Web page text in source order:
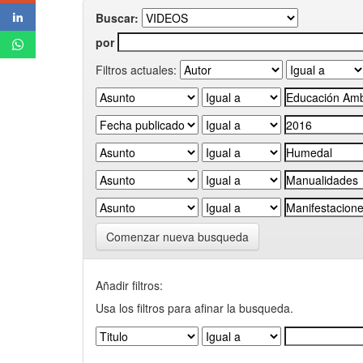
Buscar:
por
Filtros actuales:
Comenzar nueva busqueda
Añadir filtros:
Usa los filtros para afinar la busqueda.